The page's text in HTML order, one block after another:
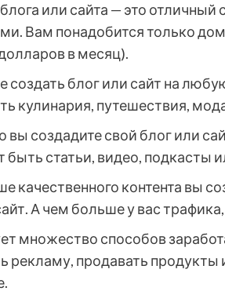
или сайта — это
Вам понадобится только
в месяц).
блог или сайт на
кулинария, путешествия,
вы создадите свой блог или
статьи, видео, подкасты
качественного контента вы
А чем больше у вас
множество способов
рекламу, продавать продукты